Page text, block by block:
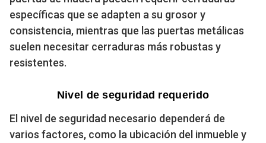
específicas que se adapten a su grosor y
consistencia, mientras que las puertas metálicas
suelen necesitar cerraduras más robustas y
resistentes.
Nivel de seguridad requerido
El nivel de seguridad necesario dependerá de
varios factores, como la ubicación del inmueble y